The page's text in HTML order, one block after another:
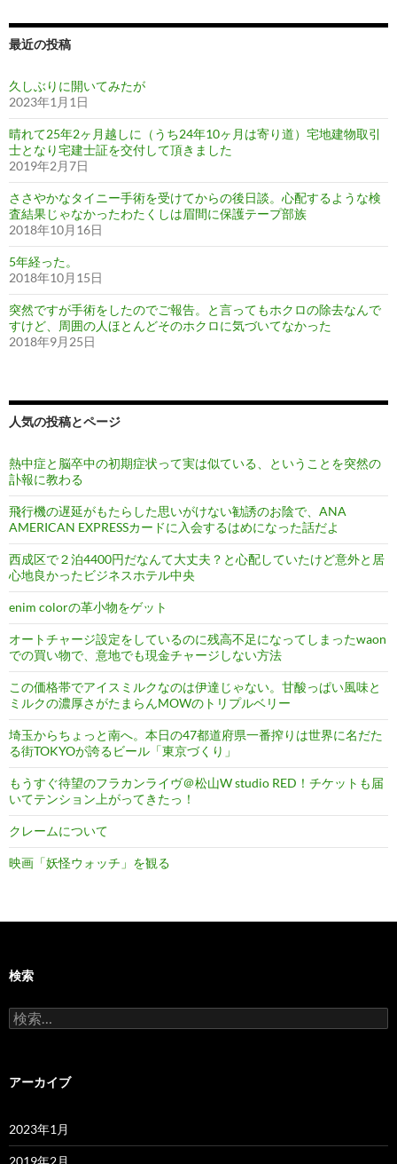
最近の投稿
久しぶりに開いてみたが
2023年1月1日
晴れて25年2ヶ月越しに（うち24年10ヶ月は寄り道）宅地建物取引
士となり宅建士証を交付して頂きました
2019年2月7日
ささやかなタイニー手術を受けてからの後日談。心配するような検
査結果じゃなかったわたくしは眉間に保護テープ部族
2018年10月16日
5年経った。
2018年10月15日
突然ですが手術をしたのでご報告。と言ってもホクロの除去なんで
すけど、周囲の人ほとんどそのホクロに気づいてなかった
2018年9月25日
人気の投稿とページ
熱中症と脳卒中の初期症状って実は似ている、ということを突然の
訃報に教わる
飛行機の遅延がもたらした思いがけない勧誘のお陰で、ANA
AMERICAN EXPRESSカードに入会するはめになった話だよ
西成区で２泊4400円だなんて大丈夫？と心配していたけど意外と居
心地良かったビジネスホテル中央
enim colorの革小物をゲット
オートチャージ設定をしているのに残高不足になってしまったwaon
での買い物で、意地でも現金チャージしない方法
この価格帯でアイスミルクなのは伊達じゃない。甘酸っぱい風味と
ミルクの濃厚さがたまらんMOWのトリプルベリー
埼玉からちょっと南へ。本日の47都道府県一番搾りは世界に名だた
る街TOKYOが誇るビール「東京づくり」
もうすぐ待望のフラカンライヴ＠松山W studio RED！チケットも届
いてテンション上がってきたっ！
クレームについて
映画「妖怪ウォッチ」を観る
検索
検
索:
アーカイブ
2023年1月
2019年2月